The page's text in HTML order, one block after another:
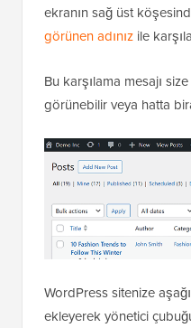
ekranın sağ üst
görünen adınız ile
Bu karşılama mesajı
görünebilir veya hatta
WordPress sitenize
ekleyerek yönetici